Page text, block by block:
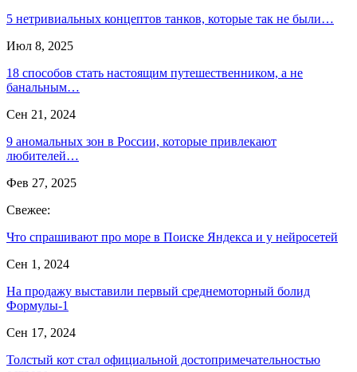
5 нетривиальных концептов танков, которые так не были…
Июл 8, 2025
18 способов стать настоящим путешественником, а не
банальным…
Сен 21, 2024
9 аномальных зон в России, которые привлекают
любителей…
Фев 27, 2025
Свежее:
Что спрашивают про море в Поиске Яндекса и у нейросетей
Сен 1, 2024
На продажу выставили первый среднемоторный болид
Формулы-1
Сен 17, 2024
Толстый кот стал официальной достопримечательностью